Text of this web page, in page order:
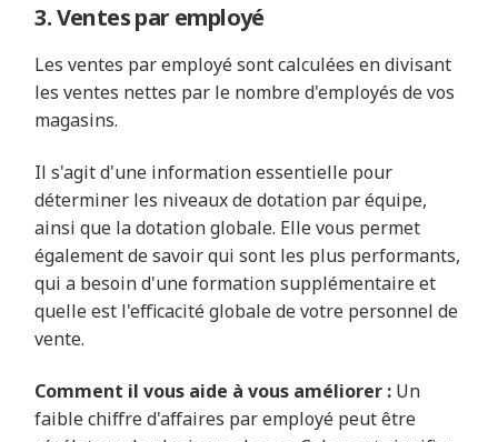
3. Ventes par employé
Les ventes par employé sont calculées en divisant
les ventes nettes par le nombre d'employés de vos
magasins.
Il s'agit d'une information essentielle pour
déterminer les niveaux de dotation par équipe,
ainsi que la dotation globale. Elle vous permet
également de savoir qui sont les plus performants,
qui a besoin d'une formation supplémentaire et
quelle est l'efficacité globale de votre personnel de
vente.
Comment il vous aide à vous améliorer : Un
faible chiffre d'affaires par employé peut être